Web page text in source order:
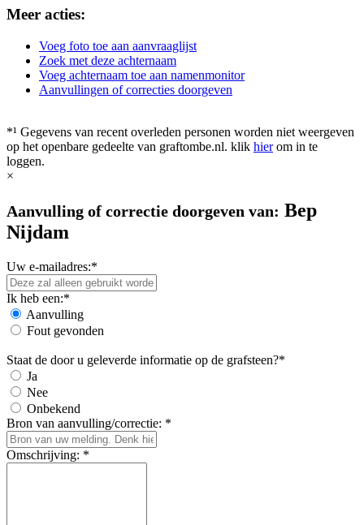
Meer acties:
Voeg foto toe aan aanvraaglijst
Zoek met deze achternaam
Voeg achternaam toe aan namenmonitor
Aanvullingen of correcties doorgeven
*¹ Gegevens van recent overleden personen worden niet weergeven
op het openbare gedeelte van graftombe.nl. klik hierom in te
loggen.
×
Aanvulling of correctie doorgeven van: Bep
Nijdam
Uw e-mailadres:*
Ik heb een:*
Aanvulling
Fout gevonden
Staat de door u geleverde informatie op de grafsteen?*
Ja
Nee
Onbekend
Bron van aanvulling/correctie: *
Omschrijving: *